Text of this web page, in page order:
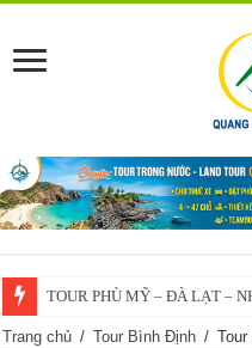
TOUR PHÙ MỸ – ĐÀ LẠT –
Trang chủ / Tour Bình Định /